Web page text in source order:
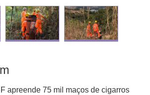
apreende 75 mil maços de cigarros